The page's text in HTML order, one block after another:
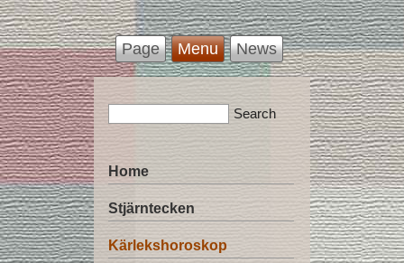
Page Menu News
Home
Stjärntecken
Kärlekshoroskop